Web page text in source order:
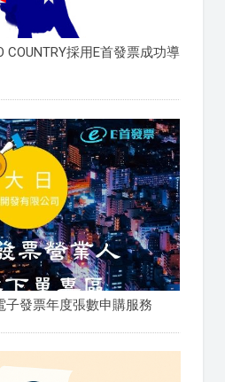
COUNTRY採用E首發票成功導
子發票年度張數申購服務